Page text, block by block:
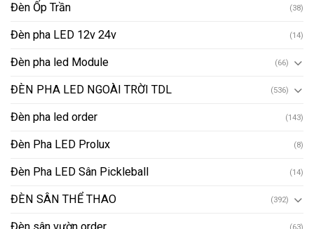
Đèn Ốp Trần (38)
Đèn pha LED 12v 24v (14)
Đèn pha led Module (66)
ĐÈN PHA LED NGOÀI TRỜI TDL (536)
Đèn pha led order (143)
Đèn Pha LED Prolux (8)
Đèn Pha LED Sân Pickleball (14)
ĐÈN SÂN THỂ THAO (392)